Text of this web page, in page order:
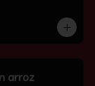
arroz